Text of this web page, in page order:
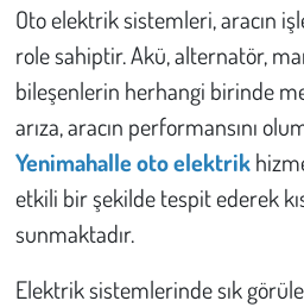
Oto elektrik sistemleri, aracın
role sahiptir. Akü, alternatör,
bileşenlerin herhangi birinde
arıza, aracın performansını
Yenimahalle oto elektrik
etkili bir şekilde tespit ederek
sunmaktadır.
Elektrik sistemlerinde sık
Bilim - Teknoloji
İnsan Hakları
Hayvan Hakları
Çevre
Galeri